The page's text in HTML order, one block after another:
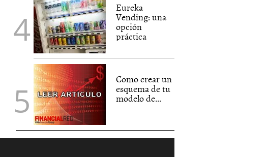
Eureka
Vending: una
opción
práctica
Como crear un
esquema de tu
modelo de...